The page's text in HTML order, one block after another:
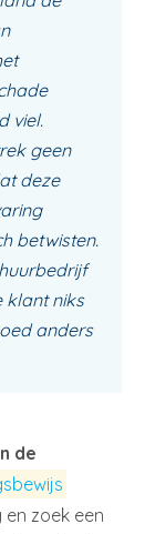
viel.
geen
deze
betwisten.
klant niks
anders
de
zoek een